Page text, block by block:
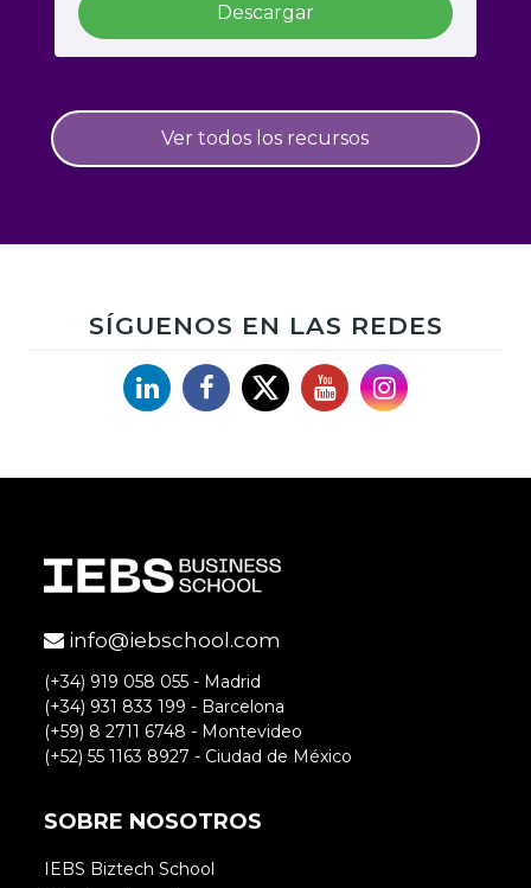
Descargar
Ver todos los recursos
SÍGUENOS EN LAS REDES
LinkedinFacebook
X YouTubeInstagram
info@iebschool.com
(+34) 919 058 055 - Madrid
(+34) 931 833 199 - Barcelona
(+59) 8 2711 6748 - Montevideo
(+52) 55 1163 8927 - Ciudad de México
SOBRE NOSOTROS
IEBS Biztech School